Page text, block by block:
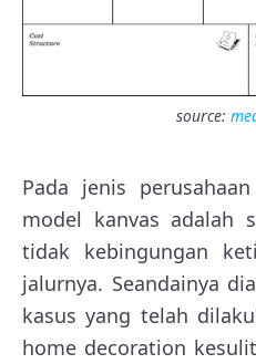
source:
Pada jenis
model kanvas adalah
tidak kebingungan
jalurnya. Seandainya
kasus yang telah
home decoration